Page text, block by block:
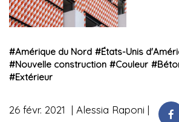
#Amérique du Nord #États-Unis
#Nouvelle construction #Couleur #
#Extérieur
26 févr. 2021 Alessia Raponi